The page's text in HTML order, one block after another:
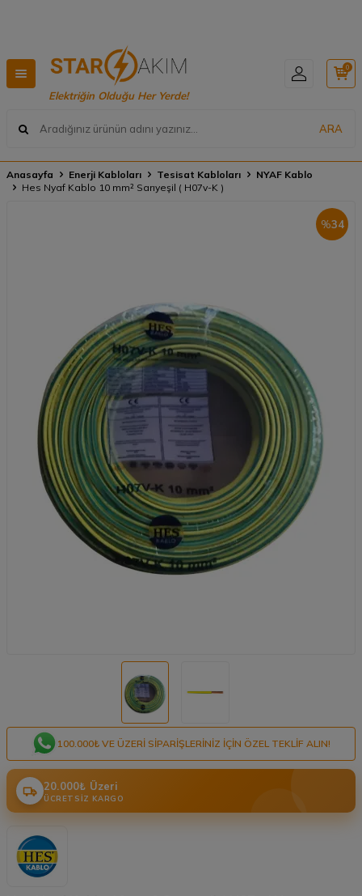
Elektriğin Olduğu Her Yerde!
ARA
0
Anasayfa Enerji Kabloları Tesisat Kabloları
NYAF Kablo
Hes Nyaf Kablo 10 mm² Sarıyeşil ( H07v-K )
%34
100.000₺ VE ÜZERI SIPARIŞLERINIZ IÇIN ÖZEL TEKLIF ALIN!
20.000₺ Üzeri
ÜCRETSIZ KARGO